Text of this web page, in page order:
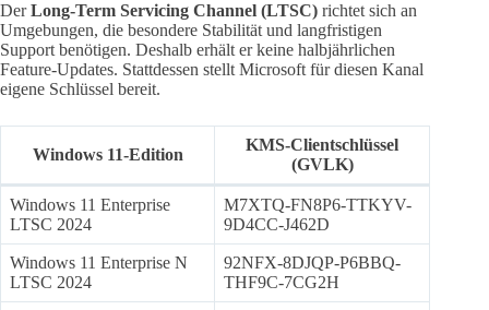
DerLong-Term Servicing Channel (LTSC) richtet sich an
Umgebungen, die besondere Stabilität und langfristigen
Support benötigen. Deshalb erhält er keine halbjährlichen
Feature-Updates. Stattdessen stellt Microsoft für diesen Kanal
eigene Schlüssel bereit.
Windows 11-Edition
KMS-Clientschlüssel
(GVLK)
Windows 11 Enterprise
LTSC 2024
M7XTQ-FN8P6-TTKYV-
9D4CC-J462D
Windows 11 Enterprise N
LTSC 2024
92NFX-8DJQP-P6BBQ-
THF9C-7CG2H